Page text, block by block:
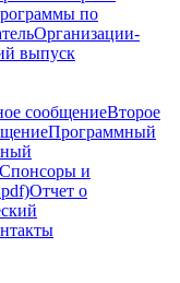
по
Организации-
выпуск
сообщениеВторое
Программный
Спонсоры и
Отчет о